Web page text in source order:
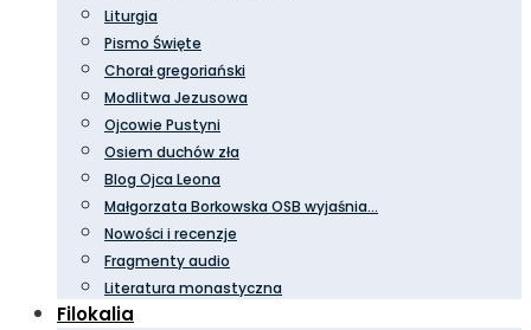
Liturgia
Pismo Święte
Chorał gregoriański
Modlitwa Jezusowa
Ojcowie Pustyni
Osiem duchów zła
Blog Ojca Leona
Małgorzata Borkowska OSB wyjaśnia…
Nowości i recenzje
Fragmenty audio
Literatura monastyczna
Filokalia